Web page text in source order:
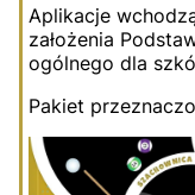
Aplikacje
założenia
ogólnego dla
Pakiet